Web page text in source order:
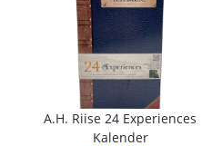
A.H. Riise 24 Experiences
Kalender